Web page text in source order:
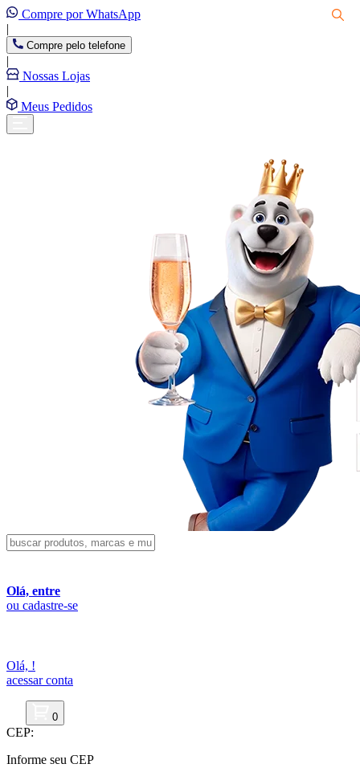
Compre por WhatsApp
|
Compre pelo telefone
|
Nossas Lojas
|
Meus Pedidos
Olá, entre
ou cadastre-se
Olá, !
acessar conta
0
CEP:
Informe seu CEP